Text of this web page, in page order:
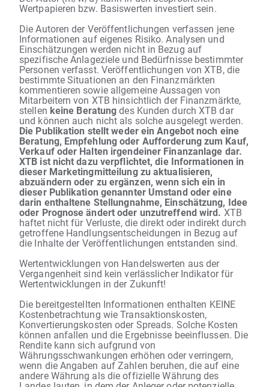
Wertpapieren bzw. Basiswerten investiert sein.
Die Autoren der Veröffentlichungen verfassen jene
Informationen auf eigenes Risiko. Analysen und
Einschätzungen werden nicht in Bezug auf
spezifische Anlageziele und Bedürfnisse bestimmter
Personen verfasst. Veröffentlichungen von XTB, die
bestimmte Situationen an den Finanzmärkten
kommentieren sowie allgemeine Aussagen von
Mitarbeitern von XTB hinsichtlich der Finanzmärkte,
stellen keine Beratungdes Kunden durch XTB dar
und können auch nicht als solche ausgelegt werden.
Die Publikation stellt weder ein Angebot noch eine
Beratung, Empfehlung oder Aufforderung zum Kauf,
Verkauf oder Halten irgendeiner Finanzanlage dar.
XTB ist nicht dazu verpflichtet, die Informationen in
dieser Marketingmitteilung zu aktualisieren,
abzuändern oder zu ergänzen, wenn sich ein in
dieser Publikation genannter Umstand oder eine
darin enthaltene Stellungnahme, Einschätzung, Idee
oder Prognose ändert oder unzutreffend wird. XTB
haftet nicht für Verluste, die direkt oder indirekt durch
getroffene Handlungsentscheidungen in Bezug auf
die Inhalte der Veröffentlichungen entstanden sind.
Wertentwicklungen von Handelswerten aus der
Vergangenheit sind kein verlässlicher Indikator für
Wertentwicklungen in der Zukunft!
Die bereitgestellten Informationen enthalten KEINE
Kostenbetrachtung wie Transaktionskosten,
Konvertierungskosten oder Spreads. Solche Kosten
können anfallen und die Ergebnisse beeinflussen. Die
Rendite kann sich aufgrund von
Währungsschwankungen erhöhen oder verringern,
wenn die Angaben auf Zahlen beruhen, die auf eine
andere Währung als die offizielle Währung des